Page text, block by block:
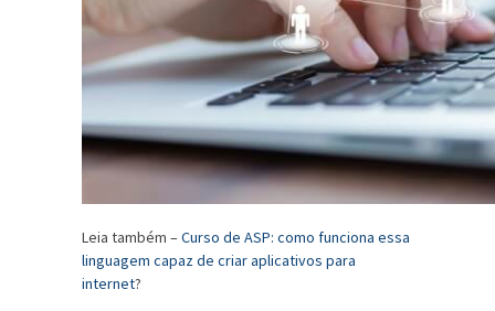
Leia também –Curso de ASP: como funciona essa
linguagem capaz de criar aplicativos para
internet?